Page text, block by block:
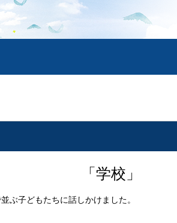
「学校」
ぶ子どもたちに話しかけました。